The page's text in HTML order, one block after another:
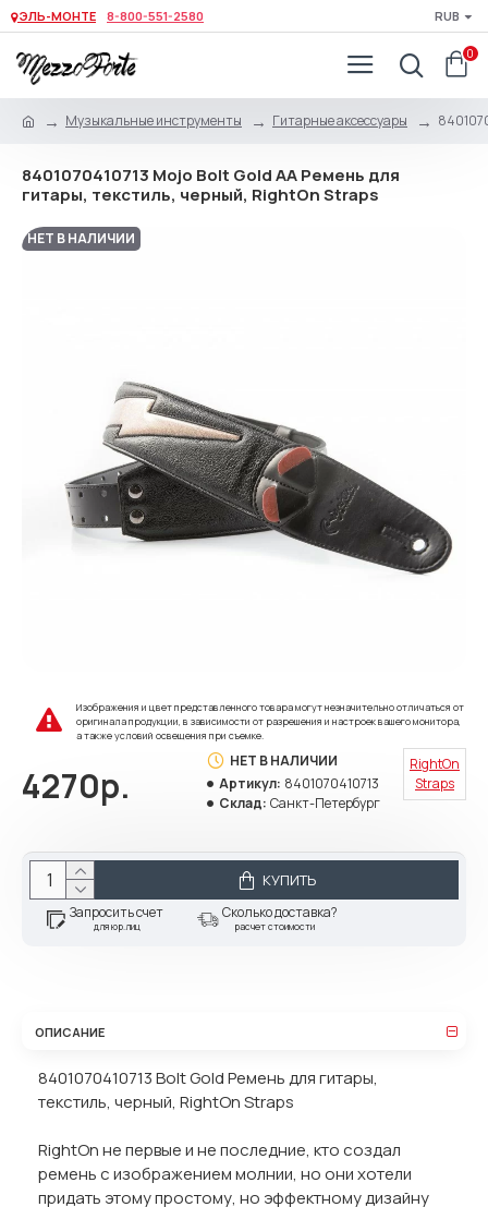
ЭЛЬ-МОНТЕ 8-800-551-2580 RUB
0
Музыкальные инструменты Гитарные аксессуары
8401070410713 Mojo Bolt Gold AA Ремень для
гитары, текстиль, черный, RightOn Straps
НЕТ В НАЛИЧИИ
Изображения и цвет представленного товара могут незначительно отличаться от
оригинала продукции, в зависимости от разрешения и настроек вашего монитора,
а также условий освещения при съемке.
4270р.
НЕТ В НАЛИЧИИ
Артикул: 8401070410713
Склад: Санкт-Петербург
RightOn
Straps
КУПИТЬ
Запросить счет
для юр.лиц
Сколько доставка?
расчет стоимости
ОПИСАНИЕ
8401070410713 Bolt Gold Ремень для гитары,
текстиль, черный, RightOn Straps
RightOn не первые и не последние, кто создал
ремень с изображением молнии, но они хотели
придать этому простому, но эффектному дизайну